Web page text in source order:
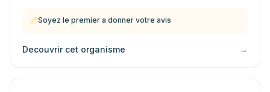
Soyez le premier a donner votre avis
Decouvrir cet organisme →